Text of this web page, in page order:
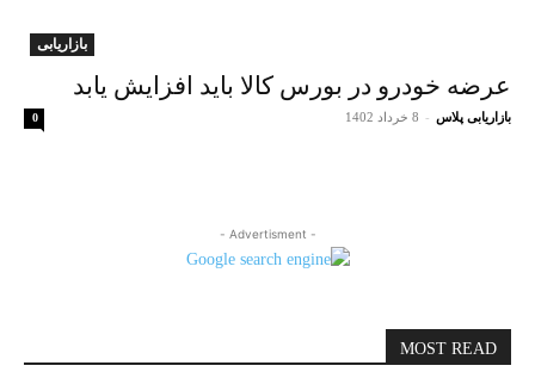
بازاریابی
عرضه خودرو در بورس کالا باید افزایش یابد
بازاریابی پلاس - 8 خرداد 1402 0
- Advertisment -
MOST READ